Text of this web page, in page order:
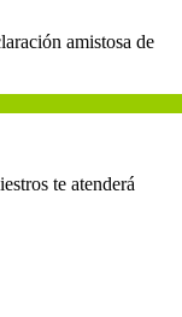
amistosa de
te atenderá